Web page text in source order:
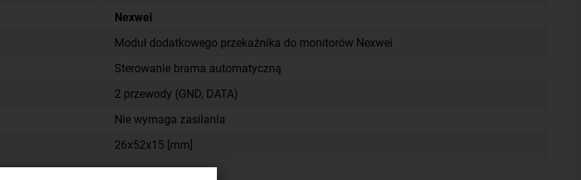
Nexwei
Moduł dodatkowego przekaźnika do monitorów Nexwei
Sterowanie brama automatyczną
2 przewody (GND, DATA)
Nie wymaga zasilania
26x52x15 [mm]